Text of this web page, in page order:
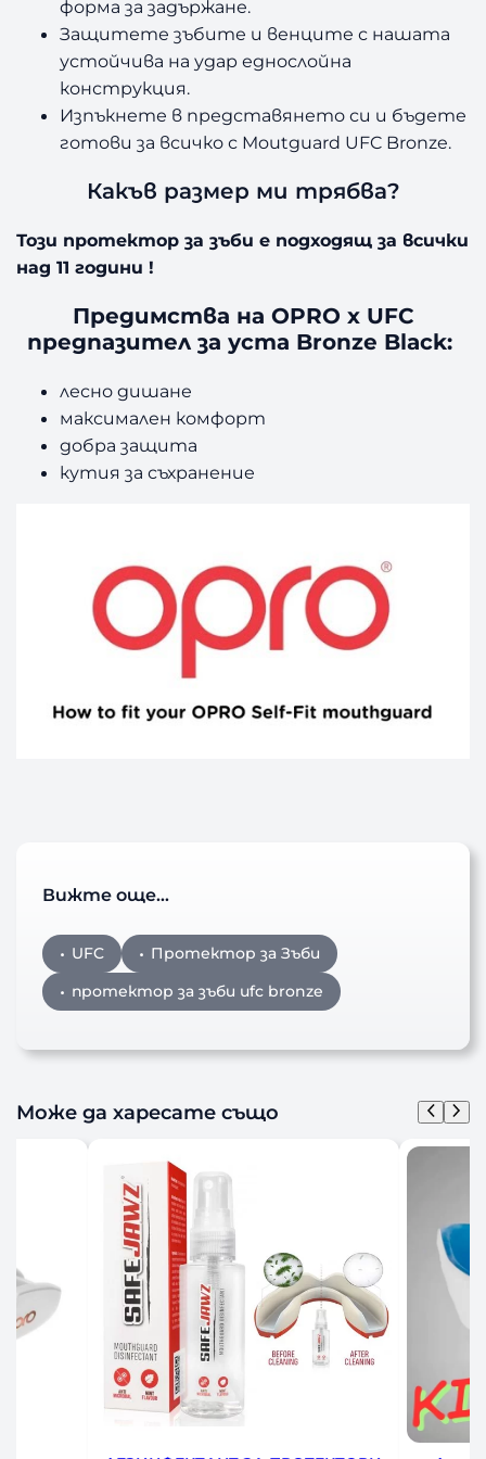
форма за задържане.
Защитете зъбите и венците с нашата
устойчива на удар еднослойна
конструкция.
Изпъкнете в представянето си и бъдете
готови за всичко с Moutguard UFC Bronze.
Какъв размер ми трябва?
Този протектор за зъби е подходящ за всички
над 11 години !
Предимства на OPRO x UFC
предпазител за уста Bronze Black:
лесно дишане
максимален комфорт
добра защита
кутия за съхранение
Вижте още…
UFC
Протектор за Зъби
протектор за зъби ufc bronze
Може да харесате също